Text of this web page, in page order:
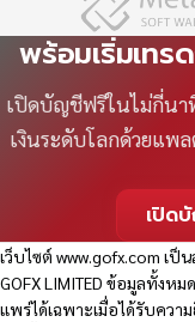
พร้อมเริ่มเท
เปิดบัญชีฟรีในไม่กี่นา
เงินระดับโลกด้วยแ
เปิด
เว็บไซต์www.gofx.com เป็
GOFX LIMITED ข้อมูลทั้งห
แพร่ได้เฉพาะเมื่อได้รับควา